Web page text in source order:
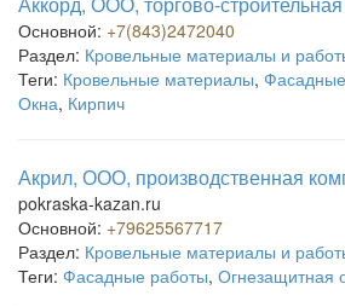
Основной: +7(843)2472040
Раздел: Кровельные материалы и
Теги: Кровельные материалы,
Окна, Кирпич
Акрил, ООО, производственная
pokraska-kazan.ru
Основной: +79625567717
Раздел: Кровельные материалы и
Теги: Фасадные работы, Огнезащитная